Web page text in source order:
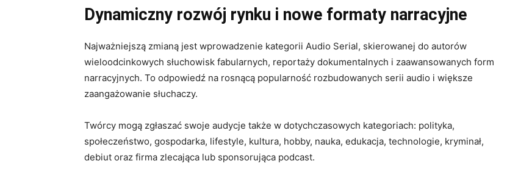
Dynamiczny rozwój rynku i nowe formaty narracyjne
Najważniejszą zmianą jest wprowadzenie kategorii Audio Serial, skierowanej do autorów
wieloodcinkowych słuchowisk fabularnych, reportaży dokumentalnych i zaawansowanych form
narracyjnych. To odpowiedź na rosnącą popularność rozbudowanych serii audio i większe
zaangażowanie słuchaczy.
Twórcy mogą zgłaszać swoje audycje także w dotychczasowych kategoriach: polityka,
społeczeństwo, gospodarka, lifestyle, kultura, hobby, nauka, edukacja, technologie, kryminał,
debiut oraz firma zlecająca lub sponsorująca podcast.